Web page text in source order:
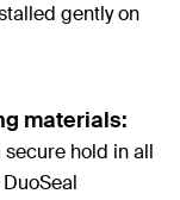
gently on
materials:
hold in all